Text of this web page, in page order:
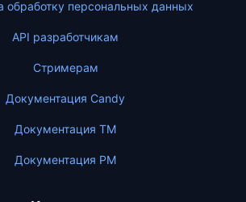
обработку персональных данных
API разработчикам
Стримерам
Документация Candy
Документация ТМ
Документация PM